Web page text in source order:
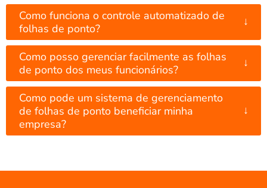
Como funciona o controle automatizado de
folhas de ponto?
↓
Como posso gerenciar facilmente as folhas
de ponto dos meus funcionários?
↓
Como pode um sistema de gerenciamento
de folhas de ponto beneficiar minha
empresa?
↓